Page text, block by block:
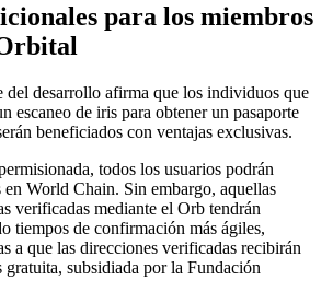
para los miembros
del desarrollo afirma que los individuos que
escaneo de iris para obtener un pasaporte
beneficiados con ventajas exclusivas.
todos los usuarios podrán
en World Chain. Sin embargo, aquellas
verificadas mediante el Orb tendrán
tiempos de confirmación más ágiles,
a que las direcciones verificadas recibirán
gratuita, subsidiada por la Fundación